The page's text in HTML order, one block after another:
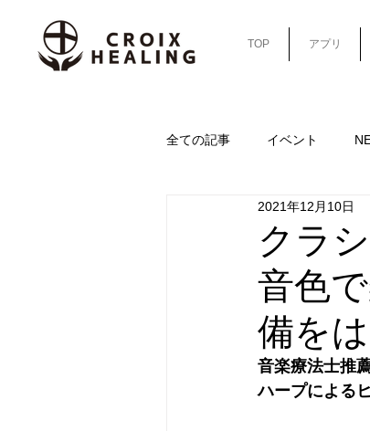
TOP アプリ
全ての記事 イベント
sleep-column-cafe
クラ
音色
備を
2021年12月10日
音楽療法士推
ハープによる